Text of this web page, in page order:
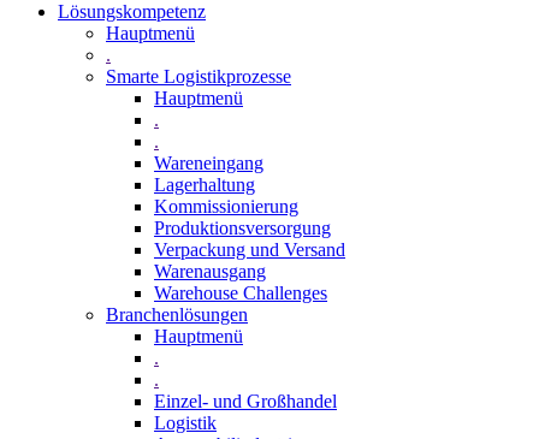
Lösungskompetenz
Hauptmenü
.
Smarte Logistikprozesse
Hauptmenü
.
.
Wareneingang
Lagerhaltung
Kommissionierung
Produktionsversorgung
Verpackung und Versand
Warenausgang
Warehouse Challenges
Branchenlösungen
Hauptmenü
.
.
Einzel- und Großhandel
Logistik